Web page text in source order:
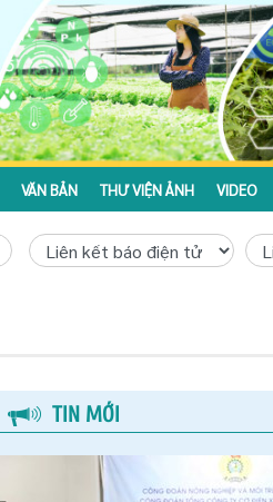
VĂN BẢN THƯ VIỆN ẢNH VIDEO
TIN MỚI